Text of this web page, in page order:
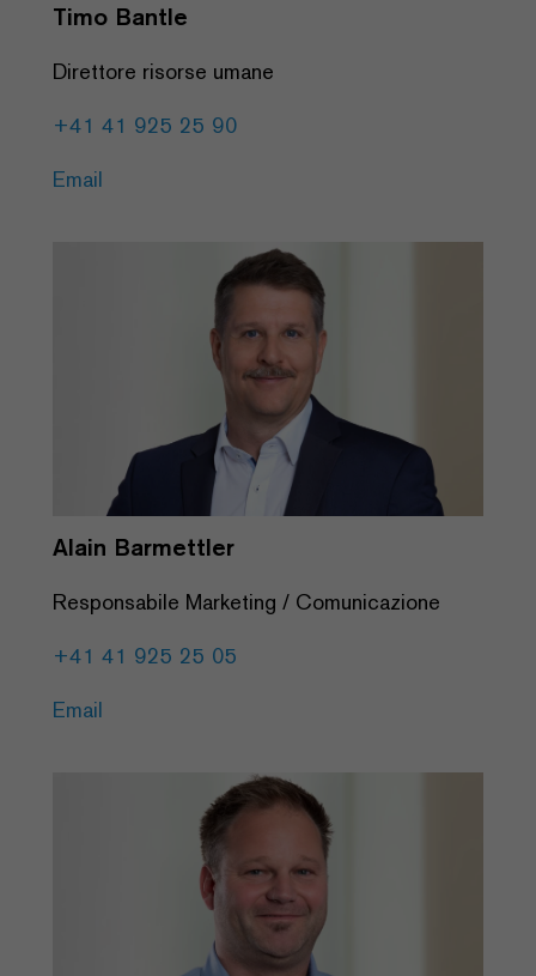
Timo Bantle
Direttore risorse umane
+41 41 925 25 90
Email
Alain Barmettler
Responsabile Marketing / Comunicazione
+41 41 925 25 05
Email